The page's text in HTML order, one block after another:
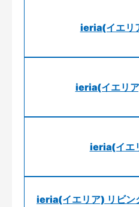
ieria(イエリ
ieria(イエリ
ieria(イエ
ieria(イエリア) リビン